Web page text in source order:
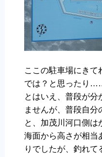
ここの駐車場にきて
では？と思ったり
とはいえ、普段が分
ませんが、普段自分
と、加茂川河口側は
海面から高さが相当
りでしたが、釣れて